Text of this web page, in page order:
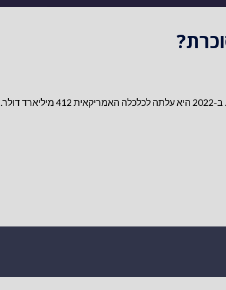
סוכרת היא אחד האתגרים הבריאותיים הגדולים ביותר של האנושות. ב-2022 היא עלתה לכלכלה האמריקאית 412 מיליארד דולר.